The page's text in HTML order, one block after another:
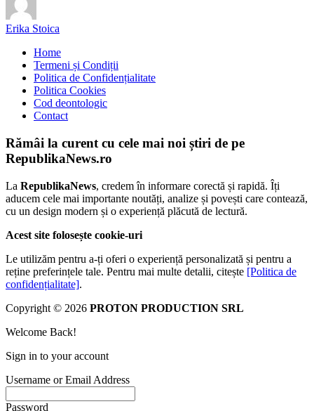
Erika Stoica
Home
Termeni și Condiții
Politica de Confidențialitate
Politica Cookies
Cod deontologic
Contact
Rămâi la curent cu cele mai noi știri de pe
RepublikaNews.ro
La RepublikaNews, credem în informare corectă și rapidă. Îți
aducem cele mai importante noutăți, analize și povești care contează,
cu un design modern și o experiență plăcută de lectură.
Acest site folosește cookie-uri
Le utilizăm pentru a-ți oferi o experiență personalizată și pentru a
reține preferințele tale. Pentru mai multe detalii, citește [Politica de
confidențialitate].
Copyright © 2026 PROTON PRODUCTION SRL
Welcome Back!
Sign in to your account
Username or Email Address
Password